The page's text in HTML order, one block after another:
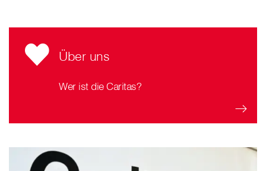
Über uns
Wer ist die Caritas?